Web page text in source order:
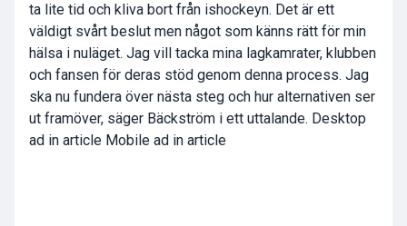
ta lite tid och kliva bort från ishockeyn. Det är ett
väldigt svårt beslut men något som känns rätt för min
hälsa i nuläget. Jag vill tacka mina lagkamrater, klubben
och fansen för deras stöd genom denna process. Jag
ska nu fundera över nästa steg och hur alternativen ser
ut framöver, säger Bäckström i ett uttalande. Desktop
ad in article Mobile ad in article